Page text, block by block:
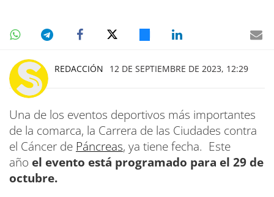
REDACCIÓN 12 DE SEPTIEMBRE DE 2023, 12:29
Una de los eventos deportivos más importantes
de la comarca, la Carrera de las Ciudades contra
el Cáncer de Páncreas, ya tiene fecha. Este
año el evento está programado para el 29 de
octubre.